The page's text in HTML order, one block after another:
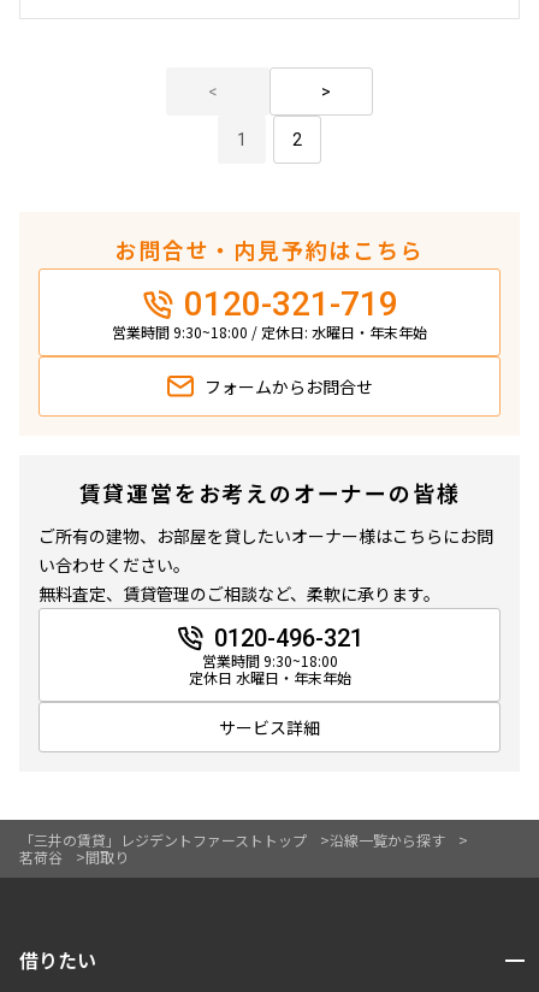
「三井の賃貸」レジデントファーストトップ
沿線一覧から探す
茗荷谷
間取り
1 2
お問合せ・内見予約はこちら
0120-321-719
営業時間 9:30~18:00 / 定休日: 水曜日・年末年始
フォームから お問合せ
賃貸運営をお考えのオーナーの皆様
ご所有の建物、お部屋を貸したいオーナー様はこちらにお問
い合わせください。
無料査定、賃貸管理のご相談など、柔軟に承ります。
0120-496-321
営業時間 9:30~18:00
定休日 水曜日・年末年始
サービス詳細
借りたい 開閉